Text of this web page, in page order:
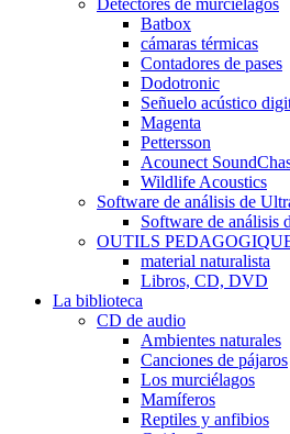
Detectores de murciélagos
Batbox
cámaras térmicas
Contadores de pases
Dodotronic
Señuelo acústico
Magenta
Pettersson
Acounect
Wildlife Acoustics
Software de análisis de
Software de análisis
OUTILS
material naturalista
Libros, CD, DVD
La biblioteca
CD de audio
Ambientes naturales
Canciones de pájaros
Los murciélagos
Mamíferos
Reptiles y anfibios